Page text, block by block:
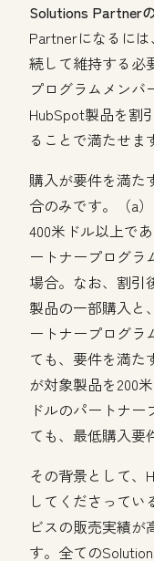
Solutions Partner
Partnerになるに
続して維持する必
プログラムメンバ
HubSpot製品を割
ることで満たせま
購入が要件を満た
合のみです。（a
400米ドル以上で
ートナープログラ
場合。なお、割引
製品の一部購入と
ートナープログラ
ても、要件を満た
が対象製品を200
ドルのパートナ
ても、最低購入要
その背景として、
してくださってい
ビスの販売実績が
す。全ての